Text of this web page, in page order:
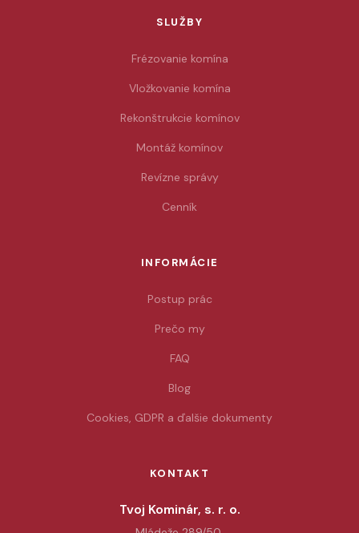
SLUŽBY
Frézovanie komína
Vložkovanie komína
Rekonštrukcie komínov
Montáž komínov
Revízne správy
Cenník
INFORMÁCIE
Postup prác
Prečo my
FAQ
Blog
Cookies, GDPR a ďalšie dokumenty
KONTAKT
Tvoj Kominár, s. r. o.